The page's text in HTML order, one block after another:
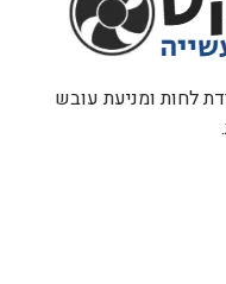
לחות ומניעת עובש